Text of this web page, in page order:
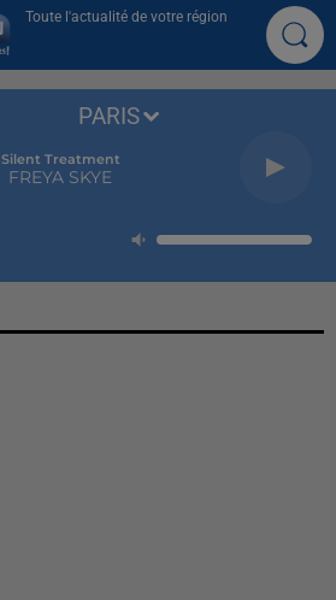
Toute l'actualité de votre région
Silent Treatment
FREYA SKYE
PARIS